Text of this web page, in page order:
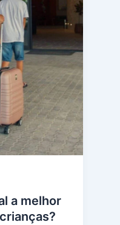
a melhor